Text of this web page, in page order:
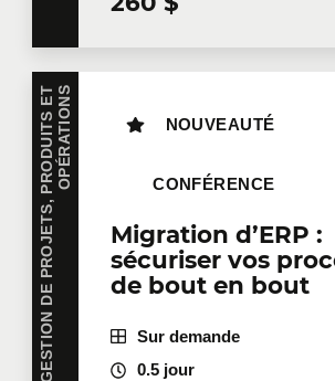
G
E
S
T
I
O
N
D
E
P
R
O
J
E
T
S
,
P
R
O
D
U
I
T
S
E
T
O
P
É
R
A
T
I
O
NS
Migration d’ERP :
sécuriser vos
de bout en bout
NOUVEAUTÉ
CONFÉRENCE
Sur demande
0.5 jour